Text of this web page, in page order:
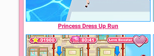
Princess Dress Up Run